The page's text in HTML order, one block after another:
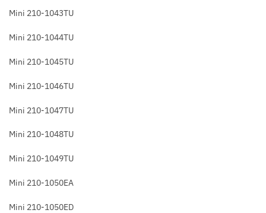
Mini 210-1043TU
Mini 210-1044TU
Mini 210-1045TU
Mini 210-1046TU
Mini 210-1047TU
Mini 210-1048TU
Mini 210-1049TU
Mini 210-1050EA
Mini 210-1050ED